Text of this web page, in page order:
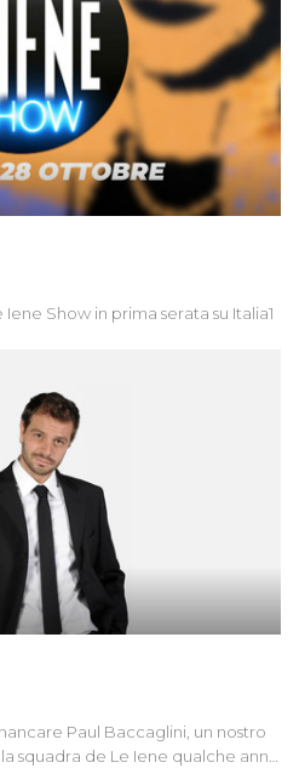
Show in prima serata su Italia1
Paul Baccaglini, un nostro
squadra de Le Iene qualche anno